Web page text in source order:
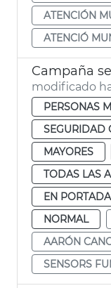
ATENCIÓN
ATENCIÓ
Campaña
modificado
PERSONAS
SEGURIDAD
MAYORES
TODAS LAS
EN PORTADA
NORMAL
AARÓN
SENSORS